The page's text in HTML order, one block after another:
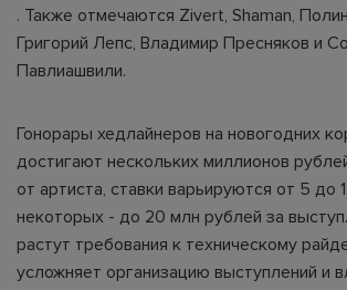
. Также отмечаются Zivert, Shaman,
Григорий Лепс, Владимир Пресняков и
Павлиашвили.
Гонорары хедлайнеров на новогодних
достигают нескольких миллионов
от артиста, ставки варьируются от 5 до
некоторых - до 20 млн рублей за
растут требования к техническому
усложняет организацию выступлений и